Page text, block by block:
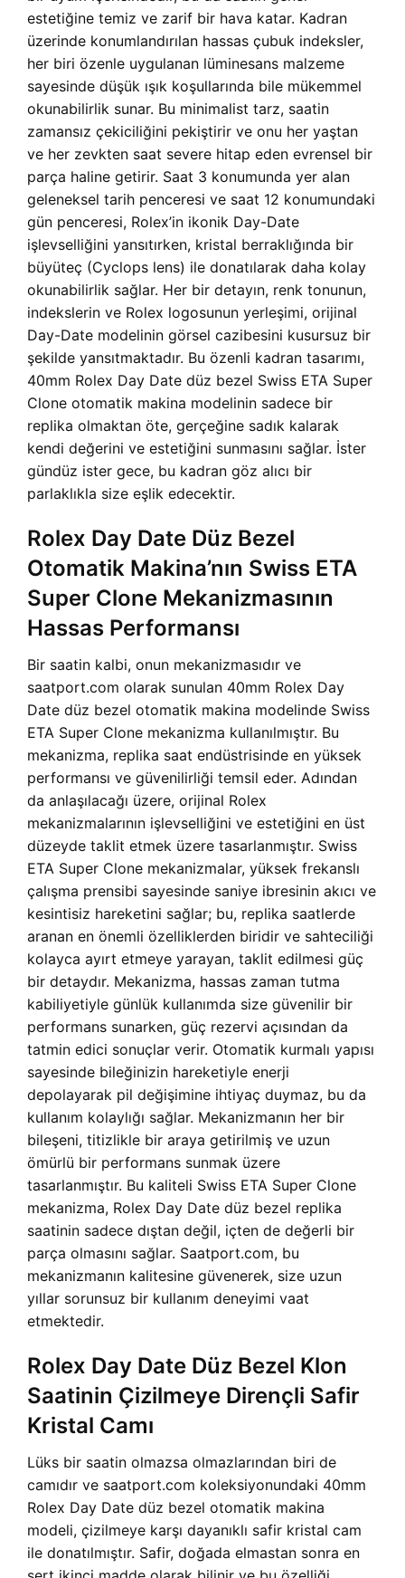
estetiğine temiz ve zarif bir hava katar. Kadran
üzerinde konumlandırılan hassas çubuk indeksler,
her biri özenle uygulanan lüminesans malzeme
sayesinde düşük ışık koşullarında bile mükemmel
okunabilirlik sunar. Bu minimalist tarz, saatin
zamansız çekiciliğini pekiştirir ve onu her yaştan
ve her zevkten saat severe hitap eden evrensel bir
parça haline getirir. Saat 3 konumunda yer alan
geleneksel tarih penceresi ve saat 12 konumundaki
gün penceresi, Rolex’in ikonik Day-Date
işlevselliğini yansıtırken, kristal berraklığında bir
büyüteç (Cyclops lens) ile donatılarak daha kolay
okunabilirlik sağlar. Her bir detayın, renk tonunun,
indekslerin ve Rolex logosunun yerleşimi, orijinal
Day-Date modelinin görsel cazibesini kusursuz bir
şekilde yansıtmaktadır. Bu özenli kadran tasarımı,
40mm Rolex Day Date düz bezel Swiss ETA Super
Clone otomatik makina modelinin sadece bir
replika olmaktan öte, gerçeğine sadık kalarak
kendi değerini ve estetiğini sunmasını sağlar. İster
gündüz ister gece, bu kadran göz alıcı bir
parlaklıkla size eşlik edecektir.
Rolex Day Date Düz Bezel
Otomatik Makina’nın Swiss ETA
Super Clone Mekanizmasının
Hassas Performansı
Bir saatin kalbi, onun mekanizmasıdır ve
saatport.com olarak sunulan 40mm Rolex Day
Date düz bezel otomatik makina modelinde Swiss
ETA Super Clone mekanizma kullanılmıştır. Bu
mekanizma, replika saat endüstrisinde en yüksek
performansı ve güvenilirliği temsil eder. Adından
da anlaşılacağı üzere, orijinal Rolex
mekanizmalarının işlevselliğini ve estetiğini en üst
düzeyde taklit etmek üzere tasarlanmıştır. Swiss
ETA Super Clone mekanizmalar, yüksek frekanslı
çalışma prensibi sayesinde saniye ibresinin akıcı ve
kesintisiz hareketini sağlar; bu, replika saatlerde
aranan en önemli özelliklerden biridir ve sahteciliği
kolayca ayırt etmeye yarayan, taklit edilmesi güç
bir detaydır. Mekanizma, hassas zaman tutma
kabiliyetiyle günlük kullanımda size güvenilir bir
performans sunarken, güç rezervi açısından da
tatmin edici sonuçlar verir. Otomatik kurmalı yapısı
sayesinde bileğinizin hareketiyle enerji
depolayarak pil değişimine ihtiyaç duymaz, bu da
kullanım kolaylığı sağlar. Mekanizmanın her bir
bileşeni, titizlikle bir araya getirilmiş ve uzun
ömürlü bir performans sunmak üzere
tasarlanmıştır. Bu kaliteli Swiss ETA Super Clone
mekanizma, Rolex Day Date düz bezel replika
saatinin sadece dıştan değil, içten de değerli bir
parça olmasını sağlar. Saatport.com, bu
mekanizmanın kalitesine güvenerek, size uzun
yıllar sorunsuz bir kullanım deneyimi vaat
etmektedir.
Rolex Day Date Düz Bezel Klon
Saatinin Çizilmeye Dirençli Safir
Kristal Camı
Lüks bir saatin olmazsa olmazlarından biri de
camıdır ve saatport.com koleksiyonundaki 40mm
Rolex Day Date düz bezel otomatik makina
modeli, çizilmeye karşı dayanıklı safir kristal cam
ile donatılmıştır. Safir, doğada elmastan sonra en